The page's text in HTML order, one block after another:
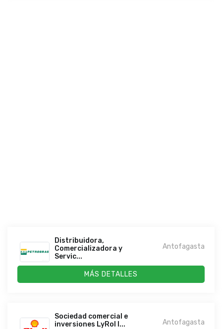
Distribuidora,
Comercializadora y
Servic...
Antofagasta
MÁS DETALLES
Sociedad comercial e
inversiones LyRol l...
Antofagasta